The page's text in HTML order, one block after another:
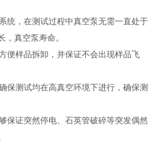
统，在测试过程中真空泵无需一直处于
，真空泵寿命。
便样品拆卸，并保证不会出现样品飞
保测试均在高真空环境下进行，确保测
保证突然停电、石英管破碎等突发偶然